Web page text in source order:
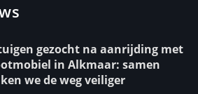
gezocht na aanrijding met
in Alkmaar: samen
we de weg veiliger